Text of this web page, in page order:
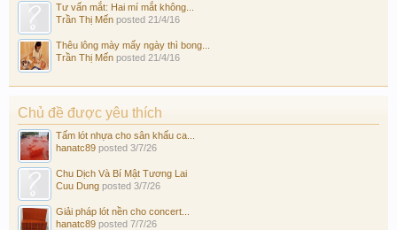
Tư vấn mắt: Hai mí mắt không...
Trần Thị Mến posted 21/4/16
Thêu lông mày mấy ngày thì bong...
Trần Thị Mến posted 21/4/16
Chủ đề được yêu thích
Tấm lót nhựa cho sân khấu ca...
hanatc89 posted 3/7/26
Chu Dịch Và Bí Mật Tương Lai
Cuu Dung posted 3/7/26
Giải pháp lót nền cho concert...
hanatc89 posted 7/7/26